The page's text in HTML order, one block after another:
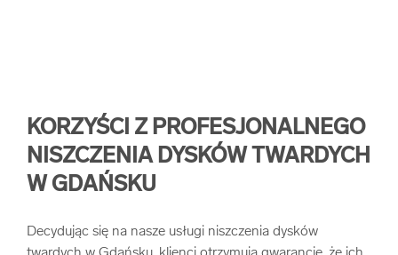
KORZYŚCI Z PROFESJONALNEGO
NISZCZENIA DYSKÓW TWARDYCH
W GDAŃSKU
Decydując się na nasze usługi niszczenia dysków